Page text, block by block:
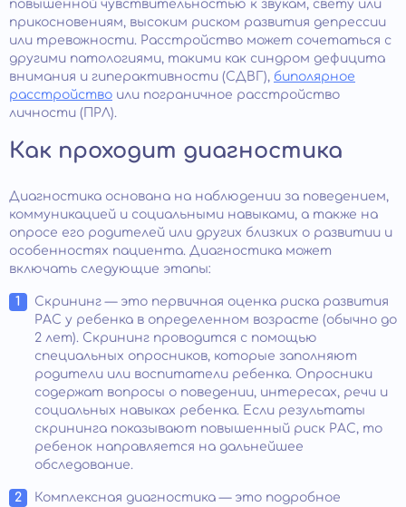
повышенной чувствительностью к звукам, свету или
прикосновениям, высоким риском развития депрессии
или тревожности. Расстройство может сочетаться с
другими патологиями, такими как синдром дефицита
внимания и гиперактивности (СДВГ), биполярное
расстройство или пограничное расстройство
личности (ПРЛ).
Как проходит диагностика
Диагностика основана на наблюдении за поведением,
коммуникацией и социальными навыками, а также на
опросе его родителей или других близких о развитии и
особенностях пациента. Диагностика может
включать следующие этапы:
Скрининг — это первичная оценка риска развития
РАС у ребенка в определенном возрасте (обычно до
2 лет). Скрининг проводится с помощью
специальных опросников, которые заполняют
родители или воспитатели ребенка. Опросники
содержат вопросы о поведении, интересах, речи и
социальных навыках ребенка. Если результаты
скрининга показывают повышенный риск РАС, то
ребенок направляется на дальнейшее
обследование.
Комплексная диагностика — это подробное